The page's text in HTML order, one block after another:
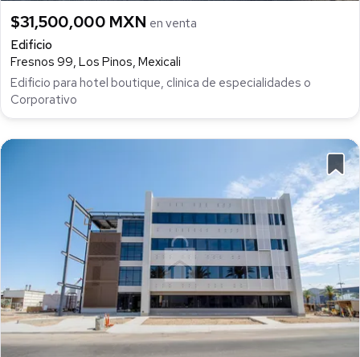
$31,500,000 MXN en venta
Edificio
Fresnos 99, Los Pinos, Mexicali
Edificio para hotel boutique, clinica de especialidades o
Corporativo